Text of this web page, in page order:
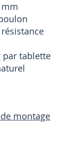
mm
par tablette
montage